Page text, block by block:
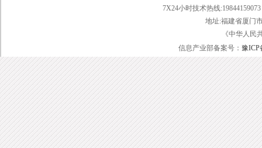
7X24小时技术热线
地址:福建省厦门
《中华人民
信息产业部备案号： 豫ICP